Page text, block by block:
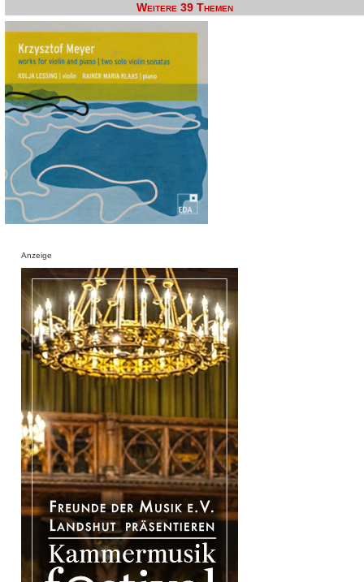
Weitere 39 Themen
Anzeige